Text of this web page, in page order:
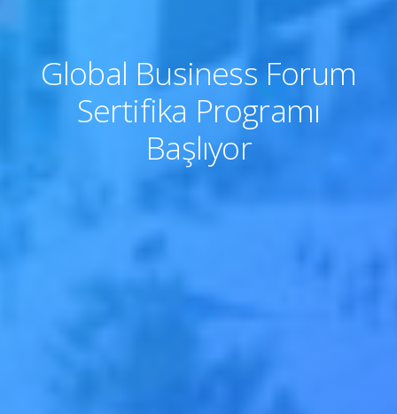
Global Business Forum
Sertifika Programı
Başlıyor